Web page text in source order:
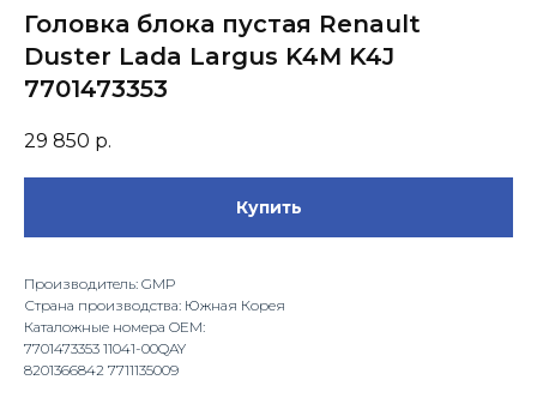
Головка блока пустая Renault
Duster Lada Largus K4M K4J
7701473353
29 850 р.
Купить
Производитель: GMP
Страна производства: Южная Корея
Каталожные номера OEM:
7701473353 11041-00QAY
8201366842 7711135009